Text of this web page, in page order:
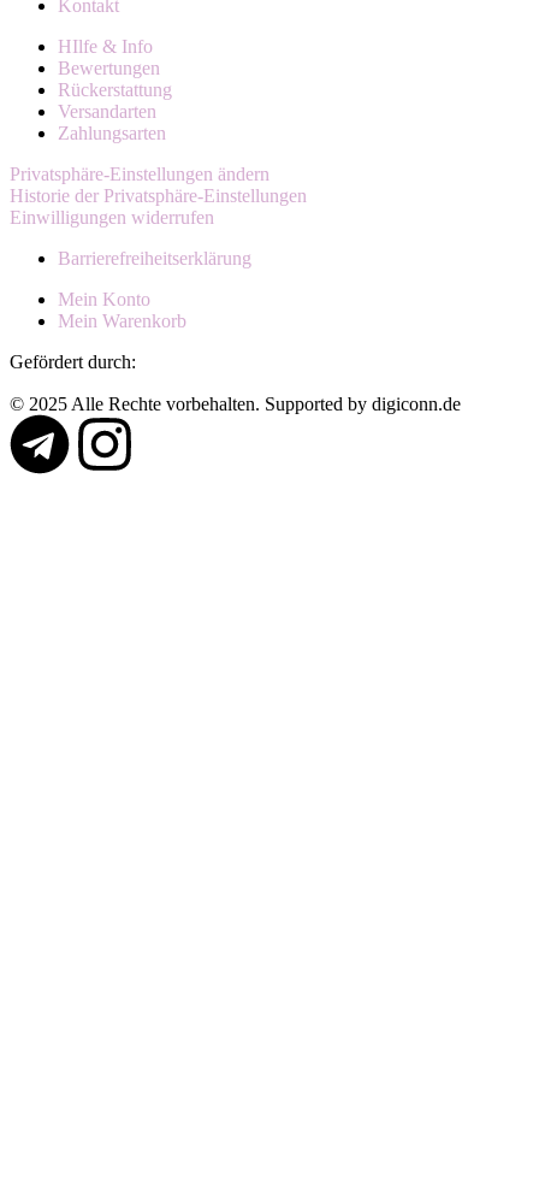
Kontakt
HIlfe & Info
Bewertungen
Rückerstattung
Versandarten
Zahlungsarten
Privatsphäre-Einstellungen ändern
Historie der Privatsphäre-Einstellungen
Einwilligungen widerrufen
Barrierefreiheitserklärung
Mein Konto
Mein Warenkorb
Gefördert durch:
© 2025 Alle Rechte vorbehalten. Supported by digiconn.de